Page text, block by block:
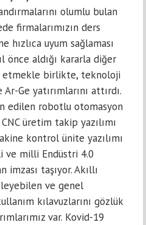
olumlu bulan
firmalarımızın ders
hızlıca uyum sağlaması
önce aldığı kararla diğer
etmekle birlikte, teknoloji
Ge yatırımlarını attırdı.
edilen robotlu otomasyon
üretim takip yazılımı
kontrol ünite yazılımı
ve milli Endüstri 4.0
imzası taşıyor. Akıllı
ve genel
kılavuzlarını gözlük
var. Kovid-19